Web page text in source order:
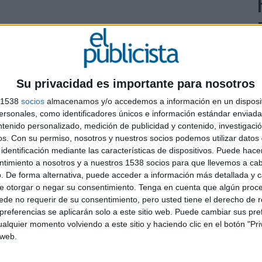
Su privacidad es importante para nosotros
socios almacenamos y/o accedemos a información en un
como identificadores únicos e información estándar
personalizado, medición de publicidad y contenido,
Con su permiso, nosotros y nuestros socios podemos utilizar datos
mediante las características de dispositivos. Puede
a nosotros y a nuestros 1538 socios para que llevemos a
De forma alternativa, puede acceder a información más detallada y
otorgar o negar su consentimiento. Tenga en cuenta que algún
no requerir de su consentimiento, pero usted tiene el derecho de
se aplicarán solo a este sitio web. Puede cambiar sus
momento volviendo a este sitio y haciendo clic en el botón
y descentralizada (sin intermediarios)
comunicarse sin coste para ninguno y que reduce
al igual que mejora el proceso de solicitudes de
del proceso de compra y venta de una
sea a través de gafas 3D y que posibilita estar
toda información al alcance del usuario- como
con más de 15 años en uso que evita errores
el criterio del tasador”, apunta Juan Merodio,
También permite que las búsquedas estén más
público, colegios cercanos, cómo es el
es en el etiquetado y la descripción